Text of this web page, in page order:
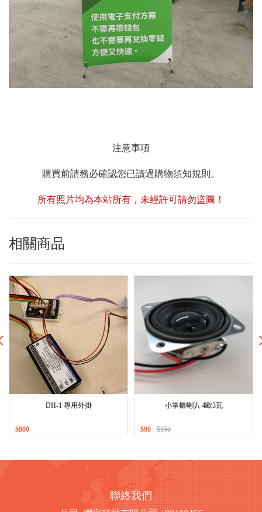
注意事項
購買前請務必確認您已讀過購物須知規則。
所有照片均為本站所有，未經許可請勿盜圖！
相關商品
DH-1 專用外掛
$800
小掌櫃喇叭 4歐3瓦
$150
$90
聯絡我們